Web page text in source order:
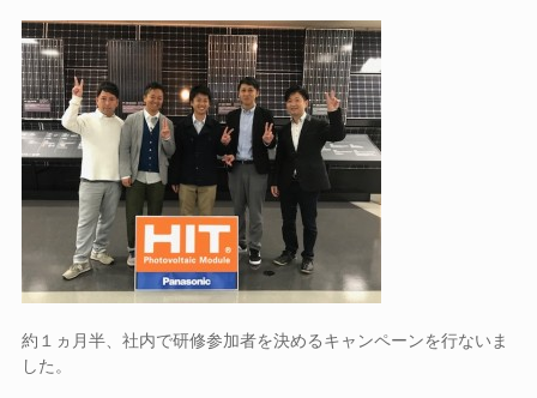
約１ヵ月半、社内で研修参加者を決めるキャンペーンを行ないま
した。